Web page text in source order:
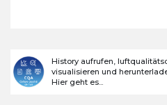
History aufrufen,
visualisieren und
Hier geht es...